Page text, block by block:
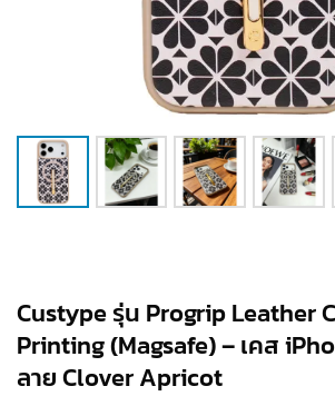
Custype รุ่น Progrip Leather
Printing (Magsafe) – เคส
ลาย Clover Apricot